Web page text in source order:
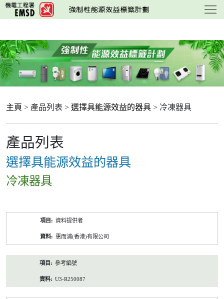
跳
至
要
內
容
主頁 > 產品列表 > 選擇具能源效益的器具 > 冷凍器具
產品列表
選擇具能源效益的器具
冷凍器具
資料提供者
惠而浦(香港)有限公司
參考編號
U3-R250087